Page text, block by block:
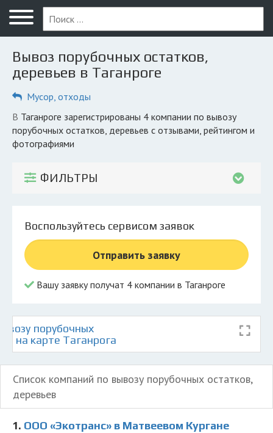
Меню
Главная
Вопрос юристу
Компании
КОМПАНИЯМ
© 2026 Все права защищены
Вывоз порубочных остатков,
деревьев в Таганроге
Мусор, отходы
в Таганроге зарегистрированы 4 компании по вывозу
порубочных остатков, деревьев с отзывами, рейтингом и
фотографиями
ФИЛЬТРЫ
Воспользуйтесь сервисом заявок
Отправить заявку
Вашу заявку получат 4 компании в Таганроге
порубочных
на карте Таганрога
Список компаний по вывозу порубочных остатков,
деревьев
1. ООО «Экотранс» в Матвеевом Кургане